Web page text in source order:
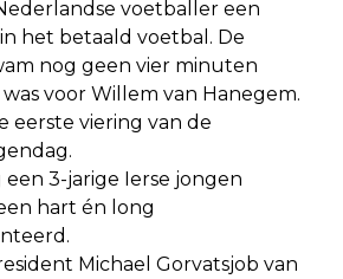
voetballer een
het betaald voetbal. De
nog geen vier minuten
was voor Willem van Hanegem.
eerste viering van de
een 3-jarige Ierse jongen
hart én long
Michael Gorvatsjob van